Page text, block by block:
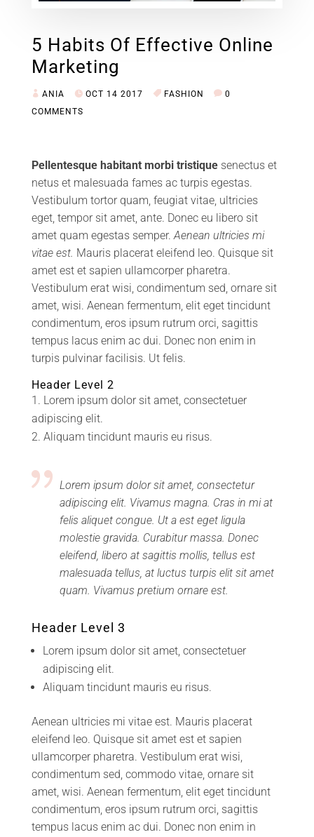
5 Habits Of Effective Online
Marketing
ANIA OCT 14 2017 FASHION
0
COMMENTS
Pellentesque habitant morbi tristiquesenectus et
netus et malesuada fames ac turpis egestas.
Vestibulum tortor quam, feugiat vitae, ultricies
eget, tempor sit amet, ante. Donec eu libero sit
amet quam egestas semper.Aenean ultricies mi
vitae est. Mauris placerat eleifend leo. Quisque sit
amet est et sapien ullamcorper pharetra.
Vestibulum erat wisi, condimentum sed, ornare sit
amet, wisi. Aenean fermentum, elit eget tincidunt
condimentum, eros ipsum rutrum orci, sagittis
tempus lacus enim ac dui. Donec non enim in
turpis pulvinar facilisis. Ut felis.
Header Level 2
Lorem ipsum dolor sit amet, consectetuer
adipiscing elit.
Aliquam tincidunt mauris eu risus.
Lorem ipsum dolor sit amet, consectetur
adipiscing elit. Vivamus magna. Cras in mi at
felis aliquet congue. Ut a est eget ligula
molestie gravida. Curabitur massa. Donec
eleifend, libero at sagittis mollis, tellus est
malesuada tellus, at luctus turpis elit sit amet
quam. Vivamus pretium ornare est.
Header Level 3
Lorem ipsum dolor sit amet, consectetuer
adipiscing elit.
Aliquam tincidunt mauris eu risus.
Aenean ultricies mi vitae est. Mauris placerat
eleifend leo. Quisque sit amet est et sapien
ullamcorper pharetra. Vestibulum erat wisi,
condimentum sed, commodo vitae, ornare sit
amet, wisi. Aenean fermentum, elit eget tincidunt
condimentum, eros ipsum rutrum orci, sagittis
tempus lacus enim ac dui. Donec non enim in